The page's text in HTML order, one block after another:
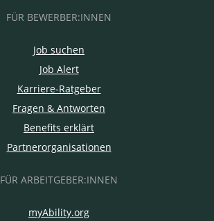
FÜR BEWERBER:INNEN
Job suchen
Job Alert
Karriere-Ratgeber
Fragen & Antworten
Benefits erklärt
Partnerorganisationen
FÜR ARBEITGEBER:INNEN
myAbility.org